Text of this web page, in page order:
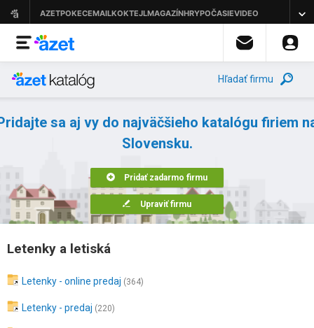
Hľadať firmu
sa aj vy do najväčšieho katalógu firiem
Slovensku.
Pridať zadarmo firmu
Upraviť firmu
Letenky a letiská
Letenky - online predaj (364)
Letenky - predaj (220)